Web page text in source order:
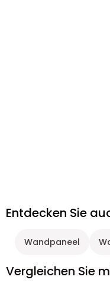
Entdecken Sie
Wandpaneel
Vergleichen Sie